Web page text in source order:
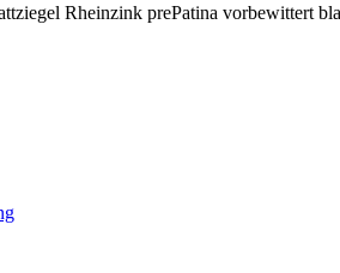
Rheinzink prePatina vorbewittert